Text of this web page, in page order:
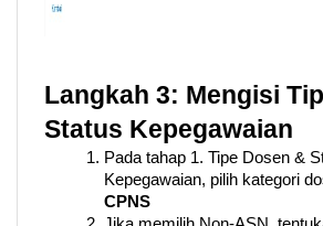
Langkah 3: Mengisi
Status Kepegawaian
Pada tahap 1. Tipe Dosen &
Kepegawaian, pilih kategori
CPNS